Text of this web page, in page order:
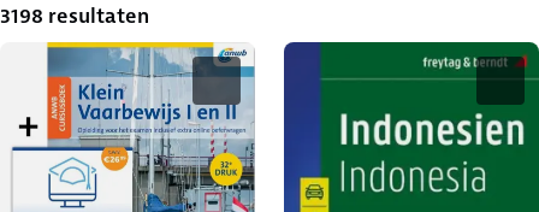
3198 resultaten